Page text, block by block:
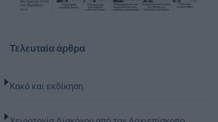
Τελευταία άρθρα
Κακό και εκδίκηση